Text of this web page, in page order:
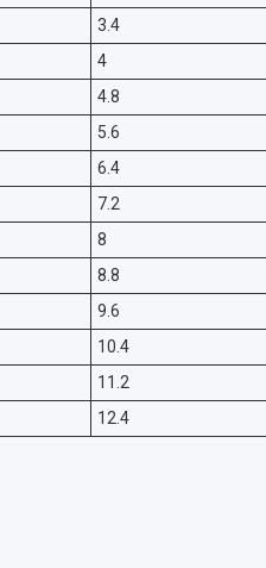
3.4
4
4.8
5.6
6.4
7.2
8
8.8
9.6
10.4
11.2
12.4